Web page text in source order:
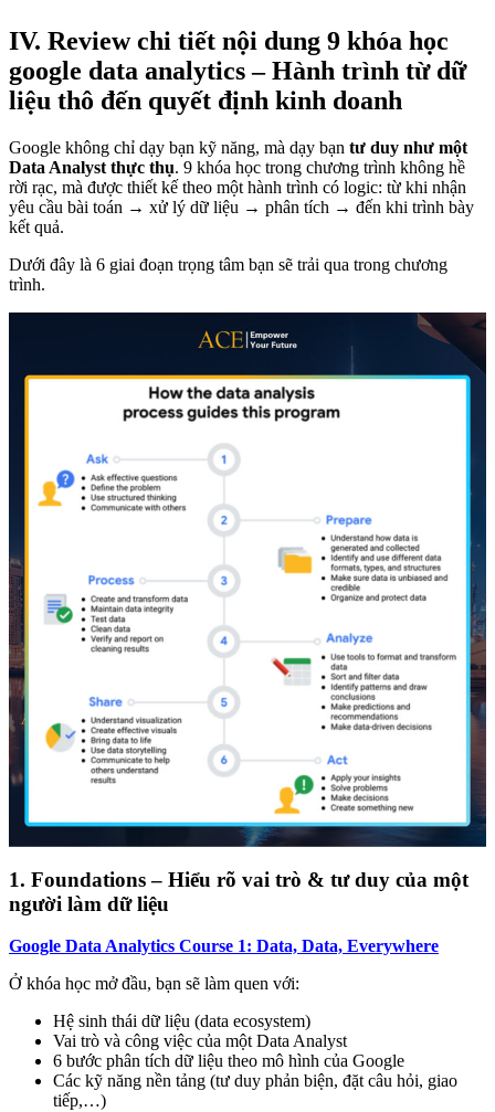
IV. Review chi tiết nội dung 9 khóa học
google data analytics – Hành trình từ dữ
liệu thô đến quyết định kinh doanh
Google không chỉ dạy bạn kỹ năng, mà dạy bạn tư duy như một
Data Analyst thực thụ. 9 khóa học trong chương trình không hề
rời rạc, mà được thiết kế theo một hành trình có logic: từ khi nhận
yêu cầu bài toán → xử lý dữ liệu → phân tích → đến khi trình bày
kết quả.
Dưới đây là 6 giai đoạn trọng tâm bạn sẽ trải qua trong chương
trình.
1. Foundations – Hiểu rõ vai trò & tư duy của một
người làm dữ liệu
Google Data Analytics Course 1: Data, Data, Everywhere
Ở khóa học mở đầu, bạn sẽ làm quen với:
Hệ sinh thái dữ liệu (data ecosystem)
Vai trò và công việc của một Data Analyst
6 bước phân tích dữ liệu theo mô hình của Google
Các kỹ năng nền tảng (tư duy phản biện, đặt câu hỏi, giao
tiếp,…)